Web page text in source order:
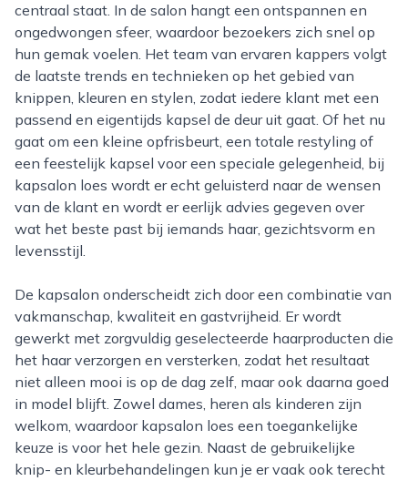
centraal staat. In de salon hangt een ontspannen en
ongedwongen sfeer, waardoor bezoekers zich snel op
hun gemak voelen. Het team van ervaren kappers volgt
de laatste trends en technieken op het gebied van
knippen, kleuren en stylen, zodat iedere klant met een
passend en eigentijds kapsel de deur uit gaat. Of het nu
gaat om een kleine opfrisbeurt, een totale restyling of
een feestelijk kapsel voor een speciale gelegenheid, bij
kapsalon loes wordt er echt geluisterd naar de wensen
van de klant en wordt er eerlijk advies gegeven over
wat het beste past bij iemands haar, gezichtsvorm en
levensstijl.
De kapsalon onderscheidt zich door een combinatie van
vakmanschap, kwaliteit en gastvrijheid. Er wordt
gewerkt met zorgvuldig geselecteerde haarproducten die
het haar verzorgen en versterken, zodat het resultaat
niet alleen mooi is op de dag zelf, maar ook daarna goed
in model blijft. Zowel dames, heren als kinderen zijn
welkom, waardoor kapsalon loes een toegankelijke
keuze is voor het hele gezin. Naast de gebruikelijke
knip- en kleurbehandelingen kun je er vaak ook terecht